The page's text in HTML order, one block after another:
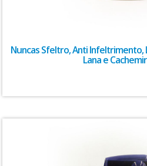
Nuncas Sfeltro, Anti
Lana e